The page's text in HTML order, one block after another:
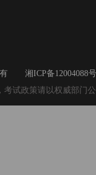
湘ICP备12004088
试政策请以权威部门